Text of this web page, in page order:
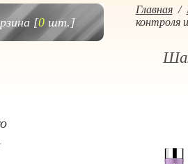
[0шт.]
Главная/
контроля